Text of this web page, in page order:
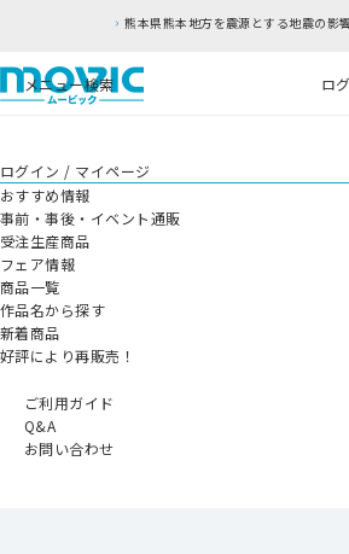
熊本県熊本地方を震源とする地震の影
メニュー検索 ロ
ログイン / マイページ
おすすめ情報
事前・事後・イベント通販
受注生産商品
フェア情報
商品一覧
作品名から探す
新着商品
好評により再販売！
ご利用ガイド
Q&A
お問い合わせ